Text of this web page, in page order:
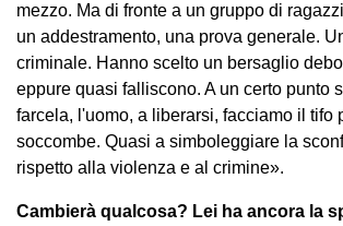
mezzo. Ma di fronte a un gruppo di
un addestramento, una prova generale.
criminale. Hanno scelto un bersaglio
eppure quasi falliscono. A un certo punto
farcela, l'uomo, a liberarsi, facciamo il tifo
soccombe. Quasi a simboleggiare la
rispetto alla violenza e al crimine».
Cambierà qualcosa? Lei ha ancora la